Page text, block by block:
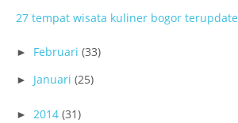
27 tempat wisata kuliner bogor terupdate
► Februari (33)
► Januari (25)
► 2014 (31)